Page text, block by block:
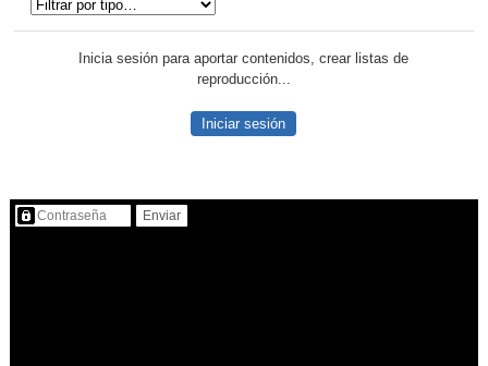
Inicia sesión para aportar contenidos, crear listas de
reproducción...
Iniciar sesión
Contenido protegido…